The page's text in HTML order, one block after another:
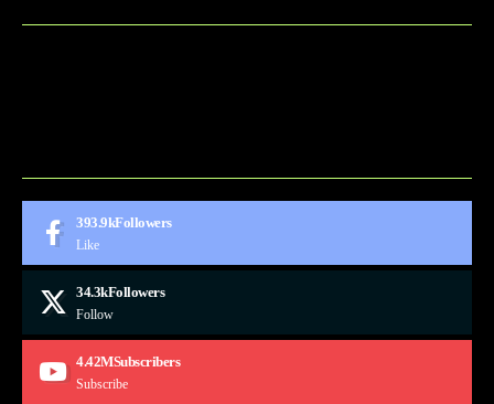
393.9kFollowers
Like
34.3kFollowers
Follow
4.42MSubscribers
Subscribe